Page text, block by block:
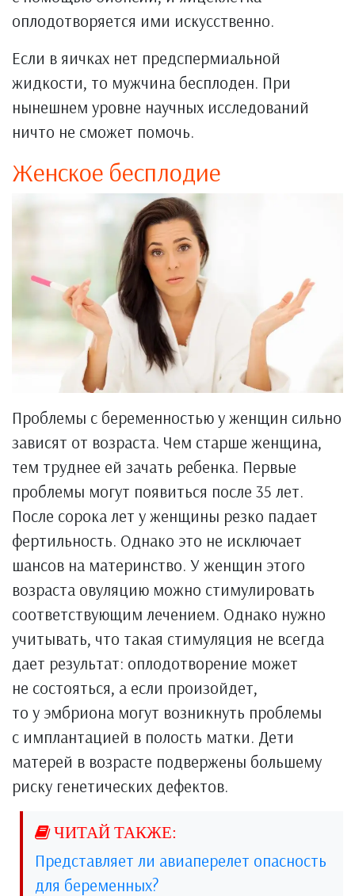
оплодотворяется ими искусственно.
Если в яичках нет предспермиальной
жидкости, то мужчина бесплоден. При
нынешнем уровне научных исследований
ничто не сможет помочь.
Женское бесплодие
Проблемы с беременностью у женщин сильно
зависят от возраста. Чем старше женщина,
тем труднее ей зачать ребенка. Первые
проблемы могут появиться после 35 лет.
После сорока лет у женщины резко падает
фертильность. Однако это не исключает
шансов на материнство. У женщин этого
возраста овуляцию можно стимулировать
соответствующим лечением. Однако нужно
учитывать, что такая стимуляция не всегда
дает результат: оплодотворение может
не состояться, а если произойдет,
то у эмбриона могут возникнуть проблемы
с имплантацией в полость матки. Дети
матерей в возрасте подвержены большему
риску генетических дефектов.
Представляет ли авиаперелет опасность
для беременных?